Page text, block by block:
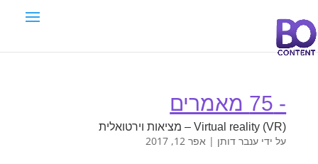
- 75 מאמרים
(Virtual reality (VR – מציאות וירטואלית
על ידי ענבר דותן | אפר 12, 2017